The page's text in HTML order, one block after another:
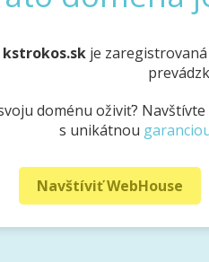
kstrokos.sk je
doménu oživiť?
s unikátnou
Navštíviť WebHouse